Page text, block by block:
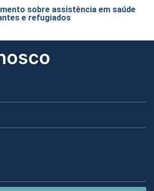
sobre assistência em saúde
e refugiados